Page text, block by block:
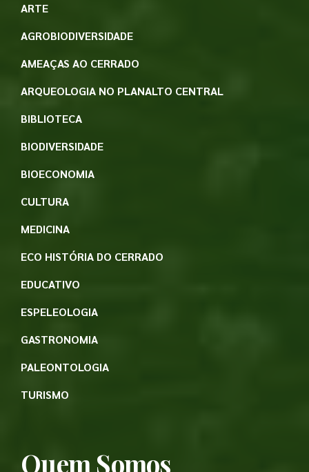
ARTE
AGROBIODIVERSIDADE
AMEAÇAS AO CERRADO
ARQUEOLOGIA NO PLANALTO CENTRAL
BIBLIOTECA
BIODIVERSIDADE
BIOECONOMIA
CULTURA
MEDICINA
ECO HISTÓRIA DO CERRADO
EDUCATIVO
ESPELEOLOGIA
GASTRONOMIA
PALEONTOLOGIA
TURISMO
Quem Somos